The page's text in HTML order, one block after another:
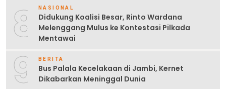
8 NASIONAL
Didukung Koalisi Besar, Rinto Wardana
Melenggang Mulus ke Kontestasi Pilkada
Mentawai
9 BERITA
Bus Palala Kecelakaan di Jambi, Kernet
Dikabarkan Meninggal Dunia